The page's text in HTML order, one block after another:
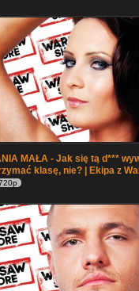
MAŁA - Jak się tą d***
klasę, nie? | Ekipa z